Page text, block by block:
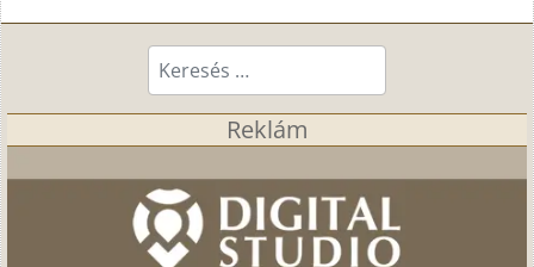
Keresés...
Reklám